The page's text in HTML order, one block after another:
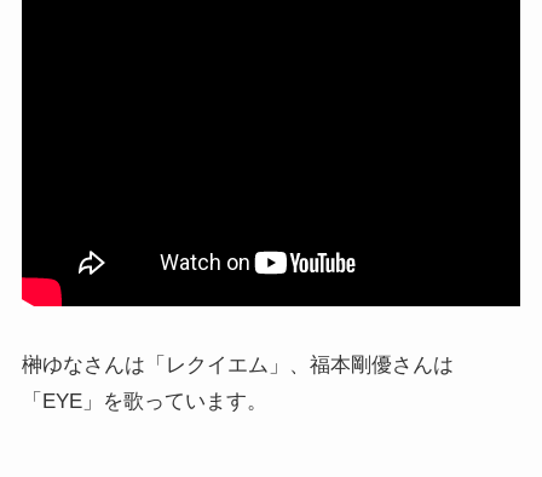
榊ゆなさんは「レクイエム」、福本剛優さんは
「EYE」を歌っています。